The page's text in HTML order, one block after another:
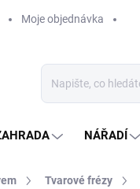
Moje objednávka
NÁŘADÍ
Tvarové frézy